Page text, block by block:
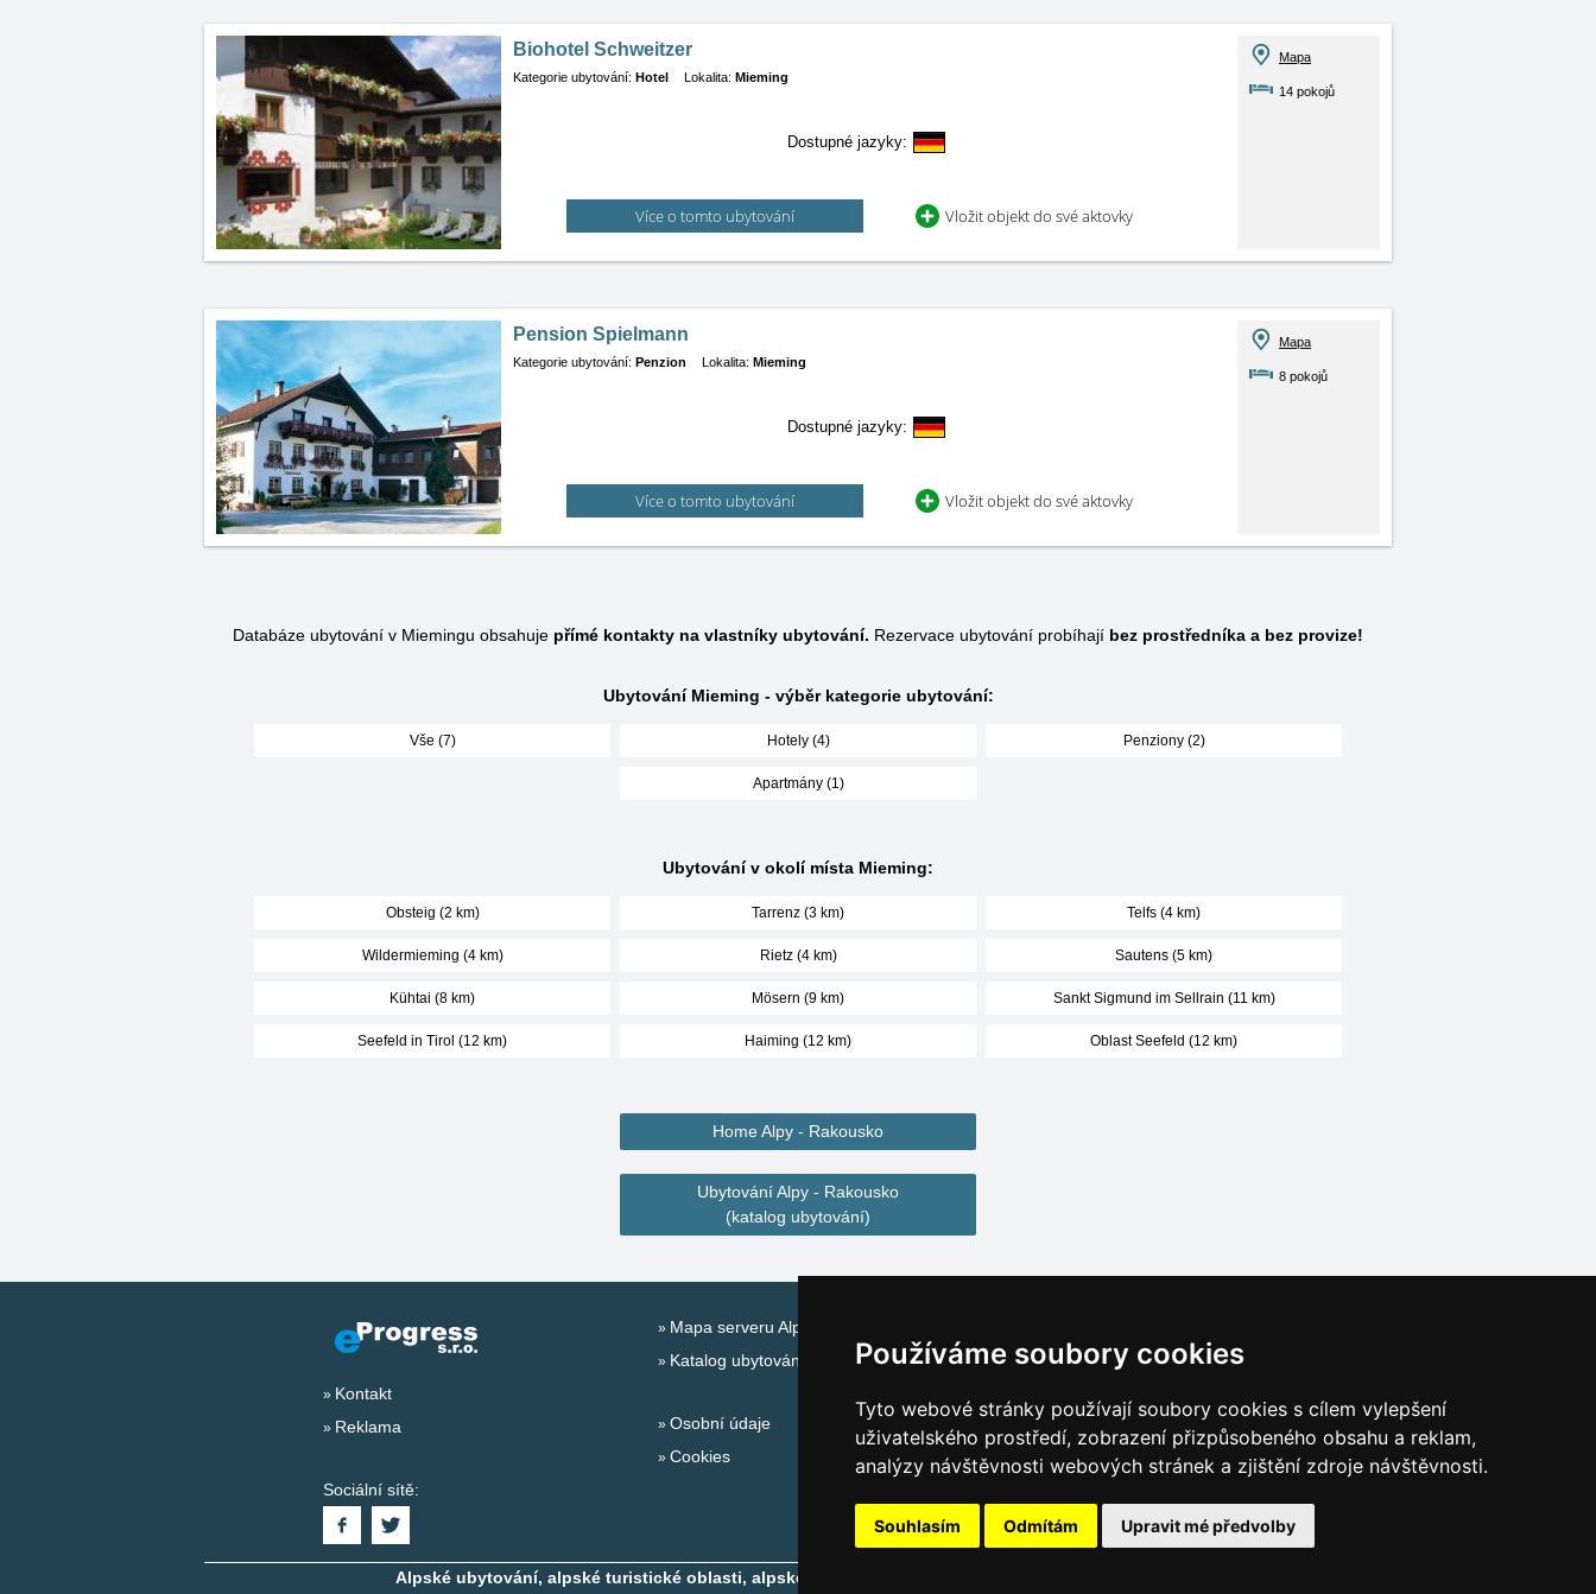
Používáme soubory cookies
Tyto webové stránky používají soubory cookies s cílem vylepšení
uživatelského prostředí, zobrazení přizpůsobeného obsahu a reklam,
analýzy návštěvnosti webových stránek a zjištění zdroje návštěvnosti.
Souhlasím Odmítám Upravit mé předvolby
Biohotel Schweitzer
Kategorie ubytování: Hotel Lokalita: Mieming
Dostupné jazyky:
Více o tomto ubytování Vložit objekt do své aktovky
Mapa
14 pokojů
Pension Spielmann
Kategorie ubytování: Penzion Lokalita: Mieming
Dostupné jazyky:
Více o tomto ubytování Vložit objekt do své aktovky
Mapa
8 pokojů
Databáze ubytování v Miemingu obsahuje přímé kontakty na vlastníky ubytování. Rezervace ubytování probíhají bez prostředníka a bez provize!
Ubytování Mieming - výběr kategorie ubytování:
Vše (7) Hotely (4) Penziony (2)
Apartmány (1)
Ubytování v okolí místa Mieming:
Obsteig (2 km) Tarrenz (3 km) Telfs (4 km)
Wildermieming (4 km) Rietz (4 km) Sautens (5 km)
Kühtai (8 km) Mösern (9 km) Sankt Sigmund im Sellrain (11 km)
Seefeld in Tirol (12 km) Haiming (12 km) Oblast Seefeld (12 km)
Home Alpy - Rakousko
Ubytování Alpy - Rakousko
(katalog ubytování)
Kontakt
Reklama
Sociální sítě:
Mapa serveru Alpy - Rakousko
Katalog ubytování
Osobní údaje
Cookies
České hory
Chorvatsko
Alpy
Alpské ubytování, alpské turistické oblasti, alpské ski areály